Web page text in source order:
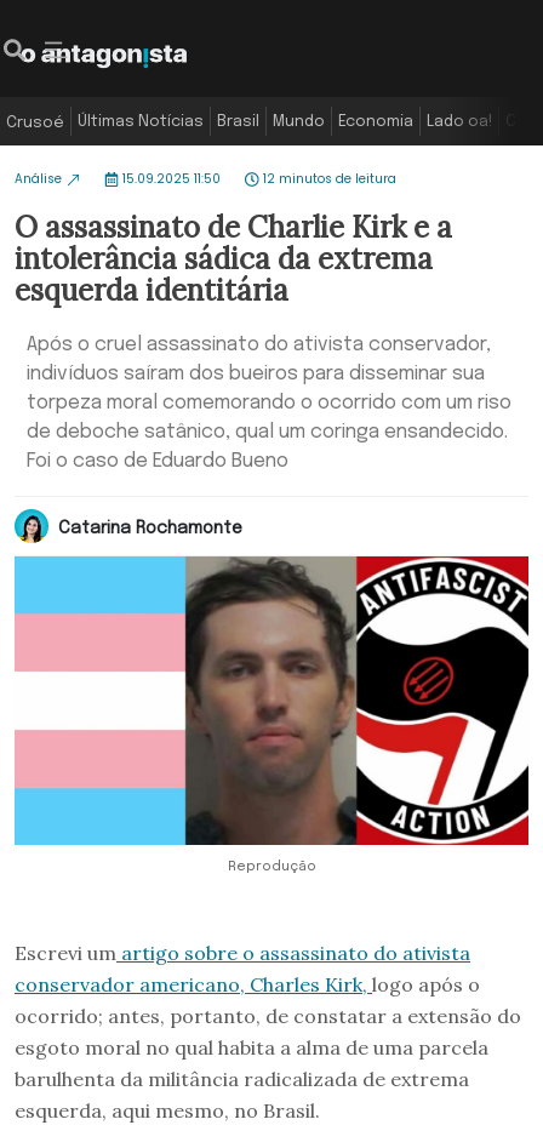
Crusoé Últimas Notícias Brasil Mundo Economia Lado oa!
Análise 15.09.2025 11:50 12 minutos de leitura
O assassinato de Charlie Kirk e a
intolerância sádica da extrema
esquerda identitária
Após o cruel assassinato do ativista conservador,
indivíduos saíram dos bueiros para disseminar sua
torpeza moral comemorando o ocorrido com um riso
de deboche satânico, qual um coringa ensandecido.
Foi o caso de Eduardo Bueno
Catarina Rochamonte
Reprodução
Escrevi um artigo sobre o assassinato do ativista
conservador americano, Charles Kirk, logo após o
ocorrido; antes, portanto, de constatar a extensão do
esgoto moral no qual habita a alma de uma parcela
barulhenta da militância radicalizada de extrema
esquerda, aqui mesmo, no Brasil.